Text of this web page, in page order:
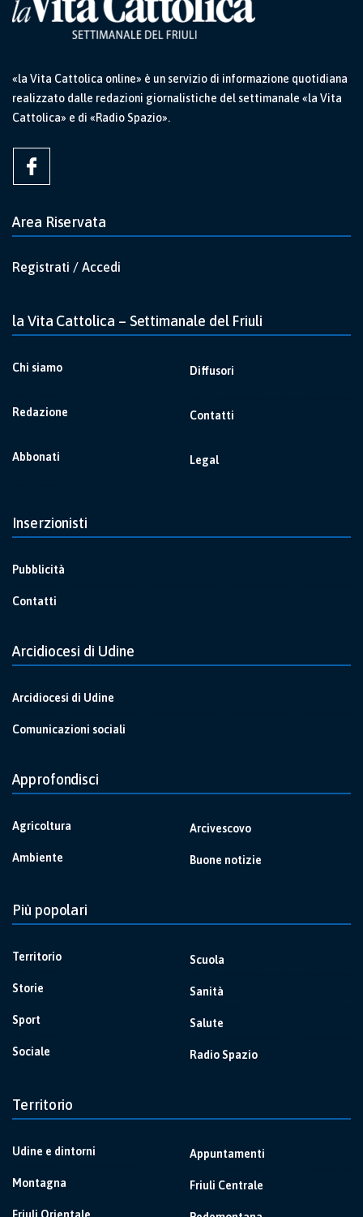
«la Vita Cattolica online» è un servizio di informazione quotidiana
realizzato dalle redazioni giornalistiche del settimanale «la Vita
Cattolica» e di «Radio Spazio».
Area Riservata
Registrati / Accedi
la Vita Cattolica – Settimanale del Friuli
Chi siamo
Redazione
Abbonati
Diffusori
Contatti
Legal
Inserzionisti
Pubblicità
Contatti
Arcidiocesi di Udine
Arcidiocesi di Udine
Comunicazioni sociali
Approfondisci
Agricoltura
Ambiente
Arcivescovo
Buone notizie
Più popolari
Territorio
Storie
Sport
Sociale
Scuola
Sanità
Salute
Radio Spazio
Territorio
Udine e dintorni
Montagna
Appuntamenti
Friuli Centrale